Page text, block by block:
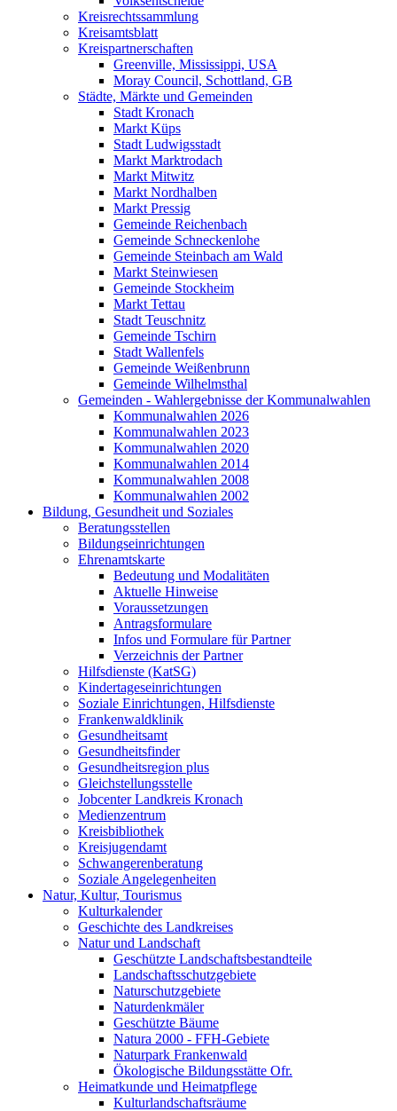
Kreisrechtssammlung
Kreisamtsblatt
Kreispartnerschaften
Greenville, Mississippi, USA
Moray Council, Schottland, GB
Städte, Märkte und Gemeinden
Stadt Kronach
Markt Küps
Stadt Ludwigsstadt
Markt Marktrodach
Markt Mitwitz
Markt Nordhalben
Markt Pressig
Gemeinde Reichenbach
Gemeinde Schneckenlohe
Gemeinde Steinbach am Wald
Markt Steinwiesen
Gemeinde Stockheim
Markt Tettau
Stadt Teuschnitz
Gemeinde Tschirn
Stadt Wallenfels
Gemeinde Weißenbrunn
Gemeinde Wilhelmsthal
Gemeinden - Wahlergebnisse der Kommunalwahlen
Kommunalwahlen 2026
Kommunalwahlen 2023
Kommunalwahlen 2020
Kommunalwahlen 2014
Kommunalwahlen 2008
Kommunalwahlen 2002
Bildung, Gesundheit und Soziales
Beratungsstellen
Bildungseinrichtungen
Ehrenamtskarte
Bedeutung und Modalitäten
Aktuelle Hinweise
Voraussetzungen
Antragsformulare
Infos und Formulare für Partner
Verzeichnis der Partner
Hilfsdienste (KatSG)
Kindertageseinrichtungen
Soziale Einrichtungen, Hilfsdienste
Frankenwaldklinik
Gesundheitsamt
Gesundheitsfinder
Gesundheitsregion plus
Gleichstellungsstelle
Jobcenter Landkreis Kronach
Medienzentrum
Kreisbibliothek
Kreisjugendamt
Schwangerenberatung
Soziale Angelegenheiten
Natur, Kultur, Tourismus
Kulturkalender
Geschichte des Landkreises
Natur und Landschaft
Geschützte Landschaftsbestandteile
Landschaftsschutzgebiete
Naturschutzgebiete
Naturdenkmäler
Geschützte Bäume
Natura 2000 - FFH-Gebiete
Naturpark Frankenwald
Ökologische Bildungsstätte Ofr.
Heimatkunde und Heimatpflege
Kulturlandschaftsräume